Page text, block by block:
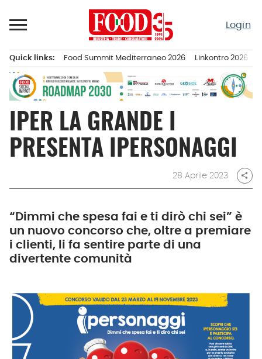
al
Login
principale
Quick links: Food Summit Mediterraneo 2026 Linkontro 2026
IPER LA GRANDE I
PRESENTA IPERSONAGGI
28 Aprile 2023 share
“Dimmi che spesa fai e ti dirò chi sei” è
un nuovo concorso che, oltre a premiare
i clienti, li fa sentire parte di una
divertente comunità